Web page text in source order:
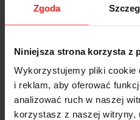
Zgoda
Niniejsza strona korzysta z
Wykorzystujemy pliki cookie
i reklam, aby oferować
analizować ruch w naszej
korzystasz z naszej witryny,